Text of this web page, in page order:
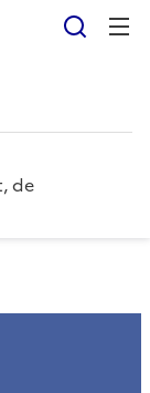
de